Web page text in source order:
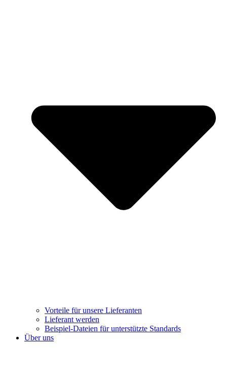
Vorteile für unsere Lieferanten
Lieferant werden
Beispiel-Dateien für unterstützte Standards
Über uns